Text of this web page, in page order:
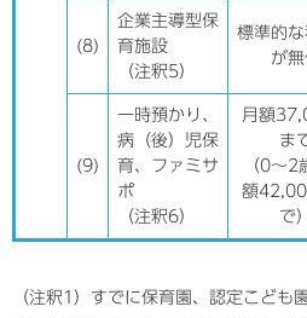
(8)
企業主導型保
育施設
（注釈5）
標準的
が
(9)
一時預かり、
病（後）児保
育、ファミサ
ポ
（注釈6）
月額
ま
（0～2
額
で）
（注釈1）すでに保育園、認定こども